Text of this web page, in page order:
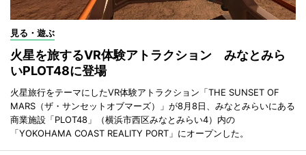
見る・遊ぶ
火星を旅するVR体験アトラクション みなとみら
いPLOT48に登場
火星旅行をテーマにしたVR体験アトラクション「THE SUNSET OF
MARS（ザ・サンセットオブマーズ）」が8月8日、みなとみらいにある
商業施設「PLOT48」（横浜市西区みなとみらい4）内の
「YOKOHAMA COAST REALITY PORT」にオープンした。